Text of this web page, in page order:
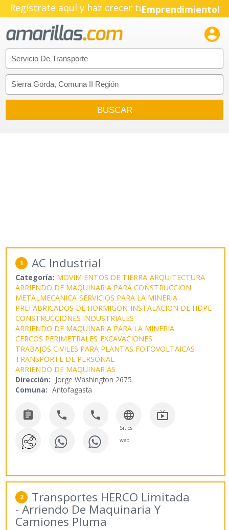
Regístrate aquí y haz crecer tuEmprendimiento!

1 AC Industrial
Categoría: MOVIMIENTOS DE TIERRA ARQUITECTURA
ARRIENDO DE MAQUINARIA PARA CONSTRUCCION
METALMECANICA SERVICIOS PARA LA MINERIA
PREFABRICADOS DE HORMIGON INSTALACION DE HDPE
CONSTRUCCIONES INDUSTRIALES
ARRIENDO DE MAQUINARIA PARA LA MINERIA
CERCOS PERIMETRALES EXCAVACIONES
TRABAJOS CIVILES PARA PLANTAS FOTOVOLTAICAS
TRANSPORTE DE PERSONAL
ARRIENDO DE MAQUINARIAS
Dirección: Jorge Washington 2675
Comuna: Antofagasta
   
Sitios
web

2 Transportes HERCO Limitada
- Arriendo De Maquinaria Y
Camiones Pluma